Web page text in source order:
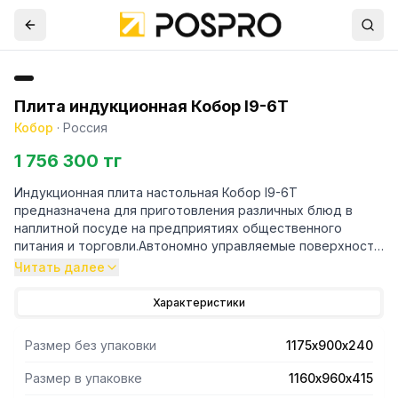
Плита индукционная Кобор I9-6T
Кобор · Россия
1 756 300 тг
Индукционная плита настольная Кобор I9-6T
предназначена для приготовления различных блюд в
наплитной посуде на предприятиях общественного
питания и торговли.Автономно управляемые поверхности
позволяют одновременно готовить до 2 блюд. Благодаря
незаменимой помощницей на кухне, но и ее стильным
- Нагрев поверхности осуществляется почти мгновенно,
а выделяемое тепло генерируется только на посуде,
сама же плита нагревается незначительно, что позволяет
Читать далее
Характеристики
Размер без упаковки 1175х900х240
Размер в упаковке 1160х960х415